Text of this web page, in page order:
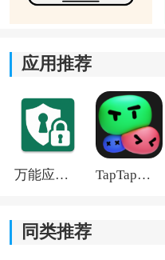
仅对话双方可查看内容，
2、群组与社群管理：
支持创建群聊与社群功能
行分类管理，方便多人交
3、商务沟通支持：
提供专门的Business版
4、动态状态分享：
应用推荐
万能应用隐藏 TapTap国际版2026
同类推荐